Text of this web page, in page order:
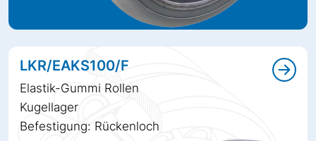
LKR/EAKS100/F
Elastik-Gummi Rollen
Kugellager
Befestigung: Rückenloch